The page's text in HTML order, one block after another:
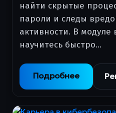
найти скрытые
пароли и следы
активности. В модуле
научитесь быстро…
Подробнее